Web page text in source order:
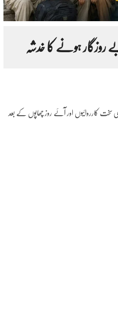
روزگار ہونے کا خدشہ
کارروائیوں اور آئے روز چھاپوں کے بعد